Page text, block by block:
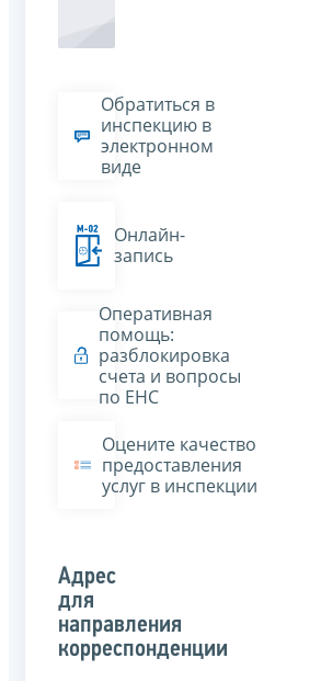
Обратиться в
инспекцию в
электронном
виде
Онлайн-
запись
Оперативная
помощь:
разблокировка
счета и вопросы
по ЕНС
Оцените качество
предоставления
услуг в инспекции
Адрес
для
направления
корреспонденции